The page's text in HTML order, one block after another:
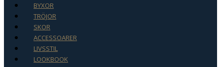
BYXOR
TRÖJOR
SKOR
ACCESSOARER
LIVSSTIL
LOOKBOOK